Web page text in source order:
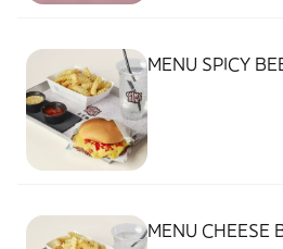
MENU SPICY
MENU CHEESE